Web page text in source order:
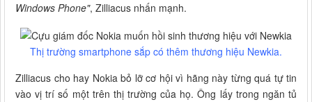
Windows Phone", Zilliacus nhấn mạnh.
Thị trường smartphone sắp có thêm thương hiệu Newkia.
Zilliacus cho hay Nokia bỏ lỡ cơ hội vì hãng này từng quá tự tin
vào vị trí số một trên thị trường của họ. Ông lấy trong ngăn tủ